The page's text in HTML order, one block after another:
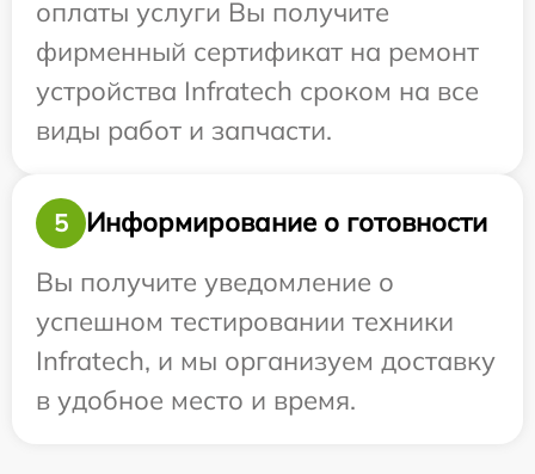
оплаты услуги Вы получите
фирменный сертификат на ремонт
устройства Infratech сроком на все
виды работ и запчасти.
5
Информирование о готовности
Вы получите уведомление о
успешном тестировании техники
Infratech, и мы организуем доставку
в удобное место и время.